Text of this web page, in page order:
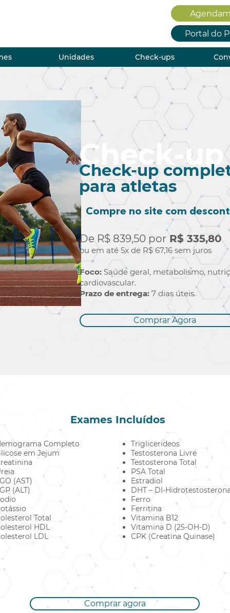
Portal do
Unidades Check-ups
Check-up
Check-up
para atletas
Compre no site com
De R$ 839,50 por R$ 335,80
ou em até 5x de R$ 67,16 sem juros
Foco: Saúde geral, metabolismo,
cardiovascular.
Prazo de entrega: 7 dias úteis.
Comprar Agora
Exames Incluídos
Completo
em Jejum
(AST)
(ALT)
Total
HDL
LDL
Triglicerideos
Testosterona Livre
Testosterona Total
PSA Total
Estradiol
DHT – DI-
Ferro
Ferritina
Vitamina B12
Vitamina D (25-OH-D)
CPK (Creatina Quinase)
Comprar agora